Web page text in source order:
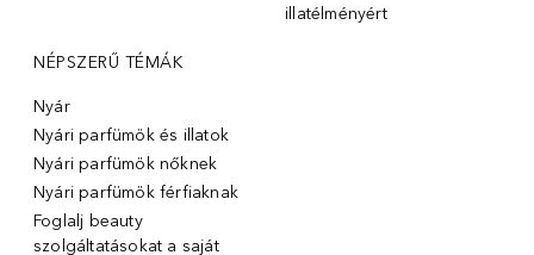
illatélményért
NÉPSZERŰ TÉMÁK
Nyár
Nyári parfümök és illatok
Nyári parfümök nőknek
Nyári parfümök férfiaknak
Foglalj beauty
szolgáltatásokat a saját